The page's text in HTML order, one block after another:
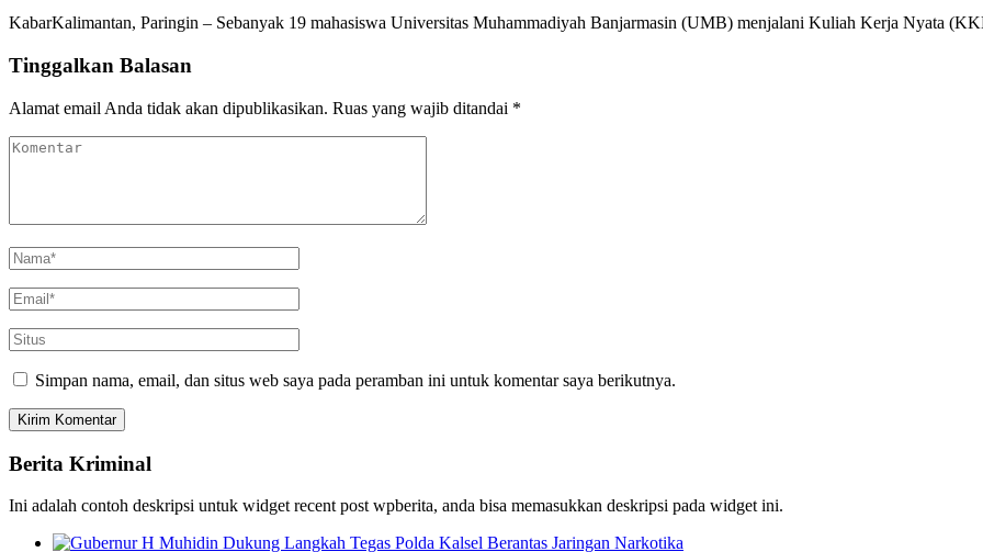
KabarKalimantan, Paringin – Sebanyak 19 mahasiswa Universitas Muhammadiyah Banjarmasin (UMB) menjalani Kuliah Kerja Nyata
Tinggalkan Balasan
Alamat email Anda tidak akan dipublikasikan. Ruas yang wajib ditandai *
Simpan nama, email, dan situs web saya pada peramban ini untuk komentar saya berikutnya.
Berita Kriminal
Ini adalah contoh deskripsi untuk widget recent post wpberita, anda bisa memasukkan deskripsi pada widget ini.